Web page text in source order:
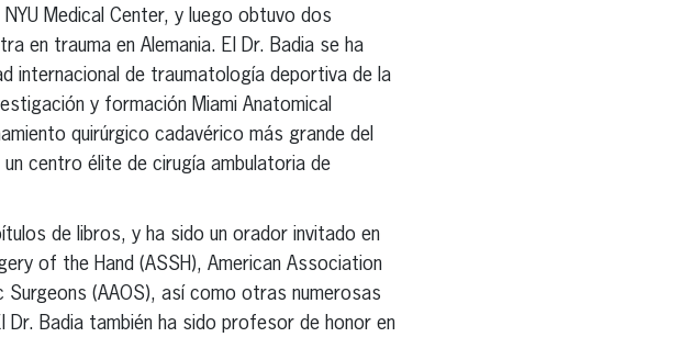
Medical Center, y luego obtuvo dos
en trauma en Alemania. El Dr. Badia se ha
internacional de traumatología deportiva de la
y formación Miami Anatomical
quirúrgico cadavérico más grande del
centro élite de cirugía ambulatoria de
de libros, y ha sido un orador invitado en
of the Hand (ASSH), American Association
Surgeons (AAOS), así como otras numerosas
Badia también ha sido profesor de honor en